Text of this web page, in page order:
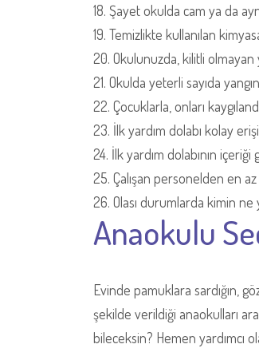
18. Şayet okulda cam ya da
19. Temizlikte kullanılan
20. Okulunuzda, kilitli olmayan
21. Okulda yeterli sayıda
22. Çocuklarla, onları
23. İlk yardım dolabı kolay
24. İlk yardım dolabının içeriği
25. Çalışan personelden en
26. Olası durumlarda kimin ne
Anaokulu
Evinde pamuklara sardığın,
şekilde verildiği anaokulları
bileceksin? Hemen yardımcı